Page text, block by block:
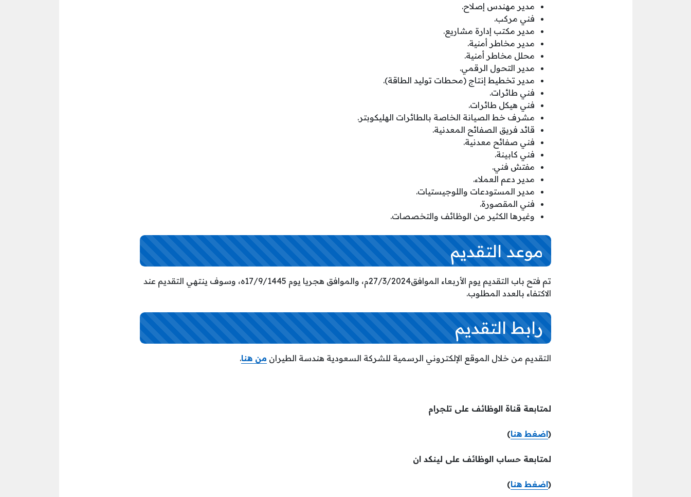
مدير مهندس إصلاح.
فني مركب.
مدير مكتب إدارة مشاريع.
مدير مخاطر أمنية.
محلل مخاطر أمنية.
مدير التحول الرقمي.
مدير تخطيط إنتاج (محطات توليد الطاقة).
فني طائرات.
فني هيكل طائرات.
مشرف خط الصيانة الخاصة بالطائرات الهليكوبتر.
قائد فريق الصفائح المعدنية.
فني صفائح معدنية.
فني كابينة.
مفتش فني.
مدير دعم العملاء.
مدير المستودعات واللوجيستيات.
فني المقصورة.
وغيرها الكثير من الوظائف والتخصصات.
موعد التقديم
تم فتح باب التقديم يوم الأربعاء الموافق27/3/2024م، والموافق هجريا يوم 17/9/1445ه، وسوف ينتهي التقديم عند
الاكتفاء بالعدد المطلوب.
رابط التقديم
التقديم من خلال الموقع الإلكتروني الرسمية للشركة السعودية هندسة الطيران من هنا.
لمتابعة قناة الوظائف على تلجرام
(اضغط هنا)
لمتابعة حساب الوظائف على لينكد ان
(اضغط هنا)